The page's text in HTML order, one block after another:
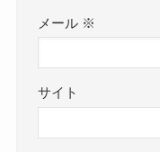
メール ※
サイト